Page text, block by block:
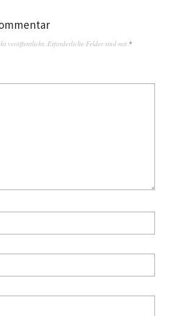
veröffentlicht. Erforderliche Felder sind mit *